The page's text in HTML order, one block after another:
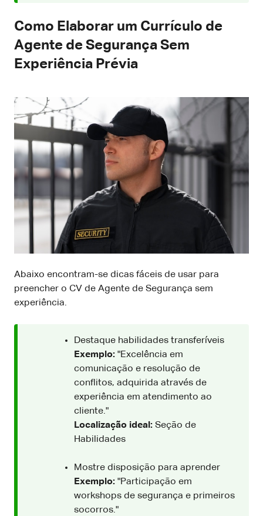
Como Elaborar um Currículo de
Agente de Segurança Sem
Experiência Prévia
Abaixo encontram-se dicas fáceis de usar para
preencher o CV de Agente de Segurança sem
experiência.
Destaque habilidades transferíveis
Exemplo: "Excelência em
comunicação e resolução de
conflitos, adquirida através de
experiência em atendimento ao
cliente."
Localização ideal: Seção de
Habilidades
Mostre disposição para aprender
Exemplo: "Participação em
workshops de segurança e primeiros
socorros."